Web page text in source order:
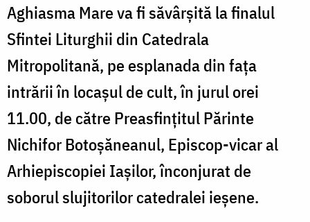
Aghiasma Mare va fi săvârşită la finalul
Sfintei Liturghii din Catedrala
Mitropolitană, pe esplanada din fața
intrării în locașul de cult, în jurul orei
11.00, de către Preasfinţitul Părinte
Nichifor Botoşăneanul, Episcop-vicar al
Arhiepiscopiei Iaşilor, înconjurat de
soborul slujitorilor catedralei ieşene.